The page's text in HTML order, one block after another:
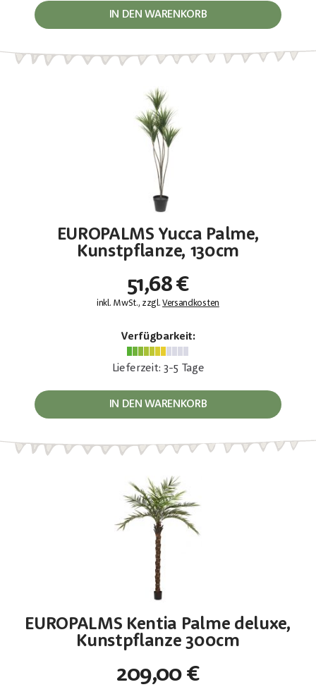
IN DEN WARENKORB
EUROPALMS Yucca Palme,
Kunstpflanze, 130cm
51,68 €
inkl. MwSt., zzgl.Versandkosten
Verfügbarkeit:
Lieferzeit: 3-5 Tage
IN DEN WARENKORB
EUROPALMS Kentia Palme deluxe,
Kunstpflanze 300cm
209,00 €